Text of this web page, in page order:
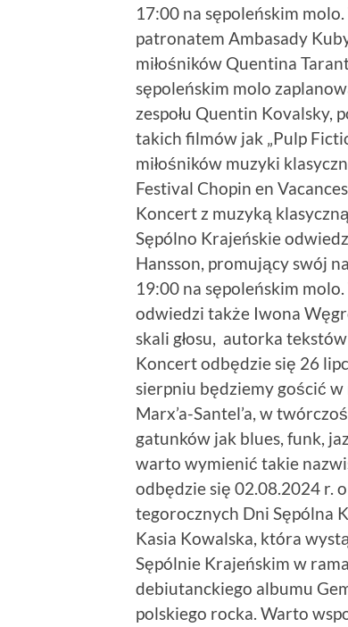
17:00 na sępoleńskim
patronatem Ambasady
miłośników Quentina
sępoleńskim molo
zespołu Quentin Kovalsky,
takich filmów jak „Pulp
miłośników muzyki
Festival Chopin en
Koncert z muzyką
Sępólno Krajeńskie
Hansson, promujący swój
19:00 na sępoleńskim
odwiedzi także Iwona
skali głosu, autorka
Koncert odbędzie się 26
sierpniu będziemy gościć w
Marx’a-Santel’a, w
gatunków jak blues, funk,
warto wymienić takie
odbędzie się 02.08.2024 r.
tegorocznych Dni Sępólna
Kasia Kowalska, która
Sępólnie Krajeńskim w
debiutanckiego albumu
polskiego rocka. Warto